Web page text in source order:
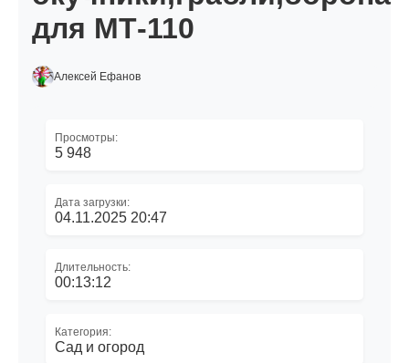
для МТ-110
Алексей Ефанов
Просмотры:
5 948
Дата загрузки:
04.11.2025 20:47
Длительность:
00:13:12
Категория:
Сад и огород